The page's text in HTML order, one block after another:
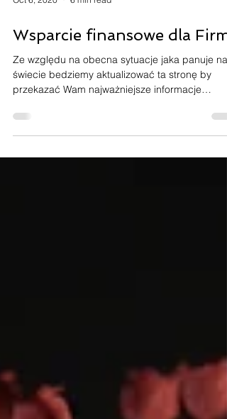
Oct 6, 2020 6 min read
Wsparcie finansowe dla Firm
Ze względu na obecna sytuacje jaka panuje na
przekazać Wam najważniejsze informacje
dotyczące...